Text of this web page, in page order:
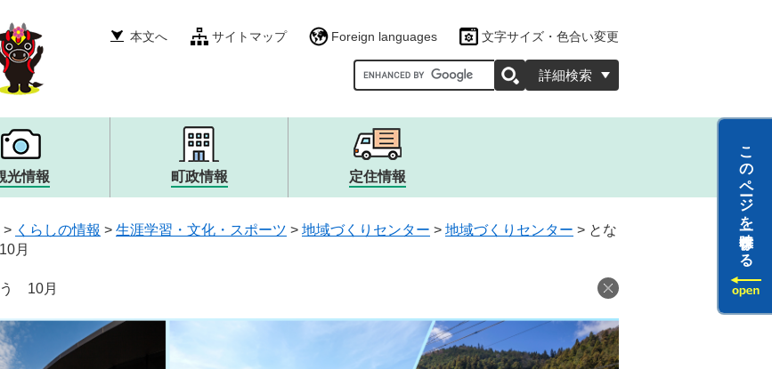
本文へ サイトマップ Foreign languages 文字サイズ・色合い変更
Googleカスタム検索
詳細検索
税金・年金・保険
衛生・環境・ごみ
就職情報
生涯学習・文化・スポーツ
消防・救急・防災
産業振興 その他
光情報
イベント・募集
自然・風景・スポット
宿泊・食・特産品
観光大使・イメージキャラクター
町政情報
町政運営・行政・財政
広報・広聴
まちづくり
職員採用・人事
定住情報
> くらしの情報 > 生涯学習・文化・スポーツ > 地域づくりセンター > 地域づくりセンター > とな
月
う 10月
このページを一時保存する